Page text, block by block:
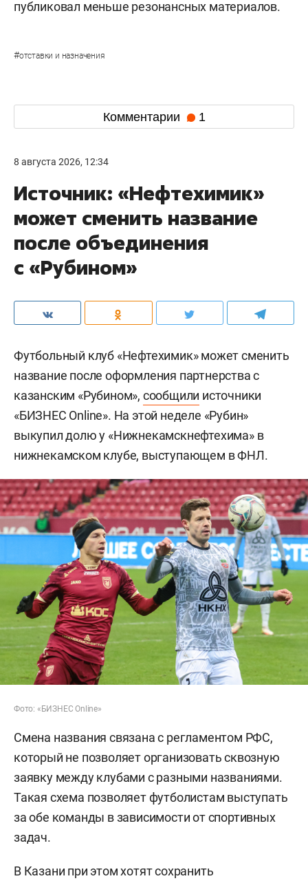
публиковал меньше резонансных материалов.
#отставки и назначения
Комментарии 1
8 августа 2026, 12:34
Источник: «Нефтехимик»
может сменить название
после объединения
с «Рубином»
Футбольный клуб «Нефтехимик» может сменить
название после оформления партнерства с
казанским «Рубином», сообщили источники
«БИЗНЕС Online». На этой неделе «Рубин»
выкупил долю у «Нижнекамскнефтехима» в
нижнекамском клубе, выступающем в ФНЛ.
Фото: «БИЗНЕС Online»
Смена названия связана с регламентом РФС,
который не позволяет организовать сквозную
заявку между клубами с разными названиями.
Такая схема позволяет футболистам выступать
за обе команды в зависимости от спортивных
задач.
В Казани при этом хотят сохранить